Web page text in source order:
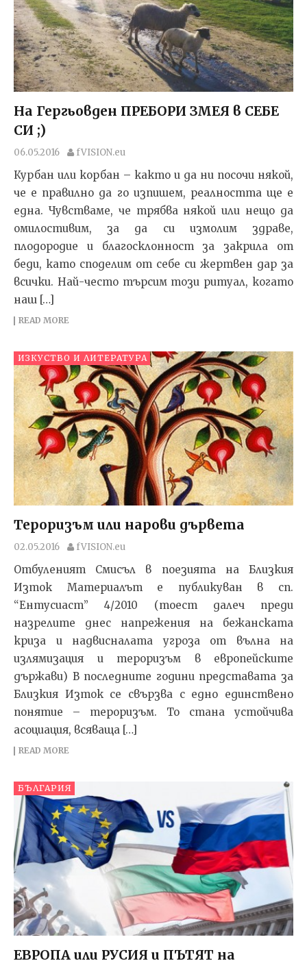
На Гергьовден ПРЕБОРИ ЗМЕЯ в СЕБЕ
СИ ;)
06.05.2016 fVISION.eu
Курбан или корбан – както и да ни посочи някой,
че е правилно да го изпишем, реалността ще е
една. Чувстваме, че трябва някой или нещо да
омилостивим, за да си измолим здраве,
плодородие и благосклонност за закрила от
беди, като споделим от себе си жертвен дар за
всички. Най-често търсим този ритуал, когато
наш […]
READ MORE
ИЗКУСТВО И ЛИТЕРАТУРА
Тероризъм или нарови дървета
02.05.2016 fVISION.eu
Отбуленият Смисъл в поезията на Близкия
Изток Материалът е публикуван в сп.
“Ентусиаст” 4/2010 (тоест далеч преди
назрелите днес напрежения на бежанската
криза и надвисналата угроза от вълна на
излямизация и тероризъм в европейските
държави) В последните години представата за
Близкия Изток се свързва с едно единствено
понятие – тероризъм. То стана устойчива
асоциация, всяваща […]
READ MORE
БЪЛГАРИЯ
ЕВРОПА или РУСИЯ и ПЪТЯТ на